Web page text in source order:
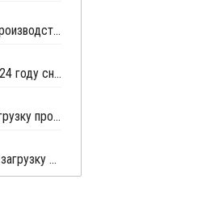
Zhangzhou Chimei Chemical достигла производства по спецификации на новой линии поликарбоната в Китае
Импорт фенола и ацетона в Китай в 2024 году снизился из-за роста внутреннего производства
Sinopec Mitsui Chemicals сократила загрузку производства БФА в Китае
Guangxi Huayi Energy Chemical снизила загрузку производства БФА в Китае